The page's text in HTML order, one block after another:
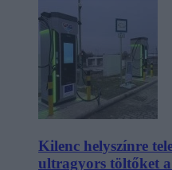
Kilenc helyszínre
ultragyors töltőket